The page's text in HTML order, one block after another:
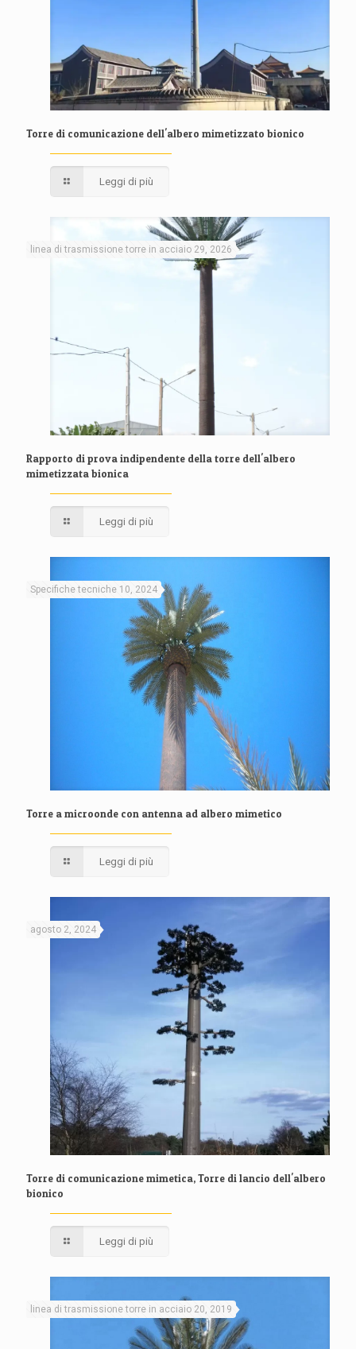
Torre di comunicazione dell'albero mimetizzato bionico
Leggi di più
linea di trasmissione torre in acciaio 29, 2026
Rapporto di prova indipendente della torre dell'albero
mimetizzata bionica
Leggi di più
Specifiche tecniche 10, 2024
Torre a microonde con antenna ad albero mimetico
Leggi di più
agosto 2, 2024
Torre di comunicazione mimetica, Torre di lancio dell'albero
bionico
Leggi di più
linea di trasmissione torre in acciaio 20, 2019